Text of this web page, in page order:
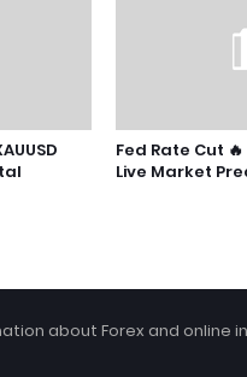
Fed Rate Cut 🔥
Live Market
about Forex and online